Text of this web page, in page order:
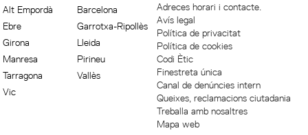
Alt Empordà
Barcelona
Ebre
Garrotxa-Ripollès
Girona
Lleida
Manresa
Pirineu
Tarragona
Vallès
Vic
Adreces horari i contacte.
Avís legal
Política de privacitat
Política de cookies
Codi Ètic
Finestreta única
Canal de denúncies intern
Queixes, reclamacions ciutadania
Treballa amb nosaltres
Mapa web